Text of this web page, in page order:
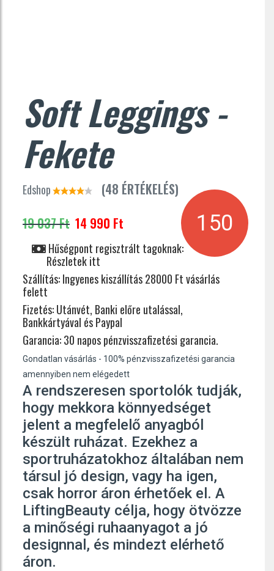
Soft Leggings -
Fekete
Edshop
(48 ÉRTÉKELÉS)
19 037 Ft 14 990 Ft 150
Hűségpont regisztrált tagoknak:
Részletek itt
Szállítás:Ingyenes kiszállítás 28000 Ft vásárlás
felett
Fizetés:Utánvét, Banki előre utalással,
Bankkártyával és Paypal
Garancia:30 napos pénzvisszafizetési garancia.
Gondatlan vásárlás - 100% pénzvisszafizetési garancia
amennyiben nem elégedett
A rendszeresen sportolók tudják,
hogy mekkora könnyedséget
jelent a megfelelő anyagból
készült ruházat. Ezekhez a
sportruházatokhoz általában nem
társul jó design, vagy ha igen,
csak horror áron érhetőek el. A
LiftingBeauty célja, hogy ötvözze
a minőségi ruhaanyagot a jó
designnal, és mindezt elérhető
áron.